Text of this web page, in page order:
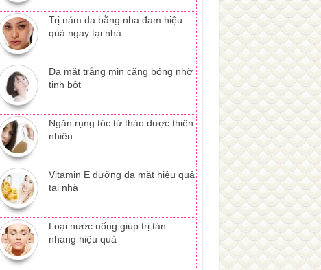
Trị nám da bằng nha đam hiệu
quả ngay tại nhà
Da mặt trắng mịn căng bóng nhờ
tinh bột
Ngăn rụng tóc từ thảo dược thiên
nhiên
Vitamin E dưỡng da mặt hiệu quả
tại nhà
Loại nước uống giúp trị tàn
nhang hiệu quả